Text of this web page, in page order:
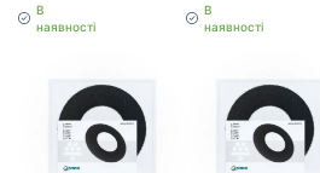
В
наявності
В
наявності